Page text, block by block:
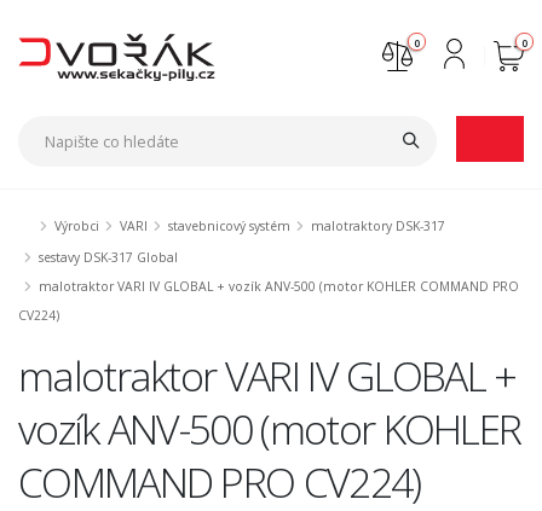
0
0
Výrobci VARI stavebnicový systém
malotraktory DSK-317
sestavy DSK-317 Global
malotraktor VARI IV GLOBAL + vozík ANV-500 (motor KOHLER COMMAND PRO
CV224)
malotraktor VARI IV GLOBAL +
vozík ANV-500 (motor KOHLER
COMMAND PRO CV224)